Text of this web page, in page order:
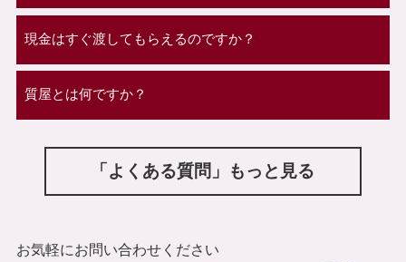
現金はすぐ渡してもらえるのですか？
質屋とは何ですか？
「よくある質問」もっと見る
お気軽にお問い合わせください